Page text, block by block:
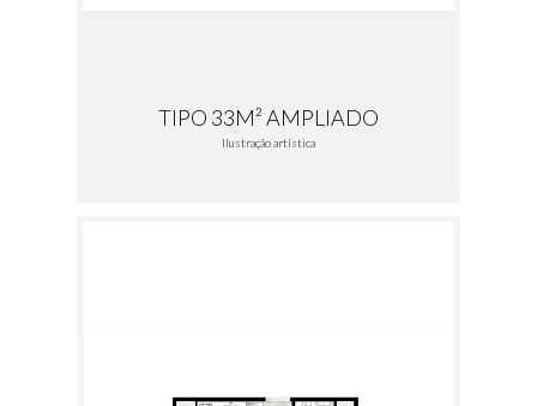
TIPO 33M² AMPLIADO
Ilustração artística